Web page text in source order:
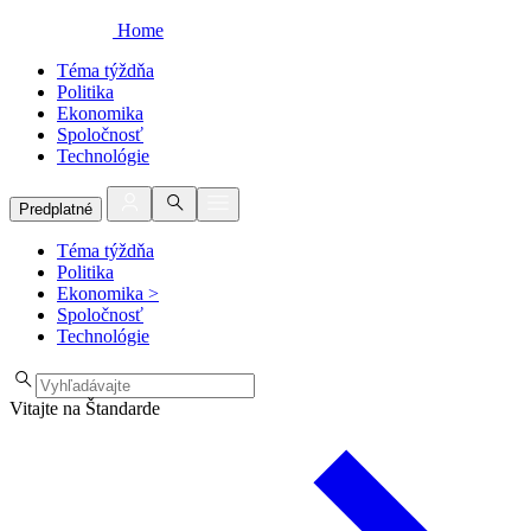
Home
Téma týždňa
Politika
Ekonomika
Spoločnosť
Technológie
Predplatné
Téma týždňa
Politika
Ekonomika >
Spoločnosť
Technológie
Vitajte na Štandarde